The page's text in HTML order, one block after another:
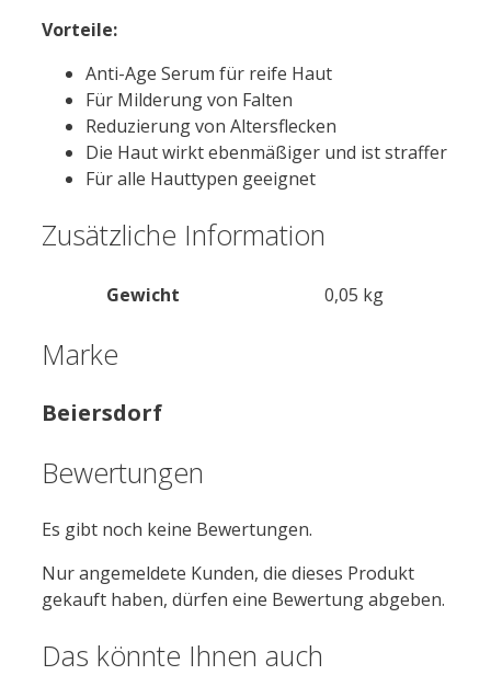
Vorteile:
Anti-Age Serum für reife Haut
Für Milderung von Falten
Reduzierung von Altersflecken
Die Haut wirkt ebenmäßiger und ist straffer
Für alle Hauttypen geeignet
Zusätzliche Information
Gewicht 0,05 kg
Marke
Beiersdorf
Bewertungen
Es gibt noch keine Bewertungen.
Nur angemeldete Kunden, die dieses Produkt
gekauft haben, dürfen eine Bewertung abgeben.
Das könnte Ihnen auch